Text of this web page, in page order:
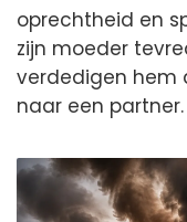
oprechtheid en
zijn moeder
verdedigen hem
naar een partner.